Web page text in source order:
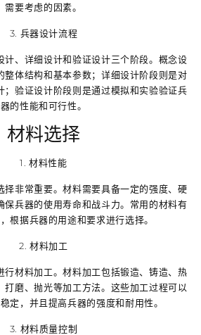
需要考虑的因素。
3. 兵器设计流程
计、详细设计和验证设计三个阶段。概念设
整体结构和基本参数；详细设计阶段则是对
；验证设计阶段则是通过模拟和实验验证兵
器的性能和可行性。
材料选择
1. 材料性能
择非常重要。材料需要具备一定的强度、硬
保兵器的使用寿命和战斗力。常用的材料有
根据兵器的用途和要求进行选择。
2. 材料加工
行材料加工。材料加工包括锻造、铸造、热
打磨、抛光等加工方法。这些加工过程可以
定，并且提高兵器的强度和耐用性。
3. 材料质量控制